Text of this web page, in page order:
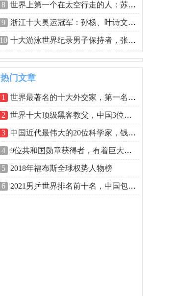
8 世界上第一个在太空行走的人：苏联航天
9 浙江十大奥运冠军：孙杨、叶诗文榜上有
10 十大游泳世界纪录男子保持者，张琳孙杨
热门文章
1 世界最著名的十大外交家，第一名绝对实
2 世界十大顶级黑客教父，中国3位上榜
3 中国近代最伟大的20位科学家，钱学森榜
4 9位共和国勋章获得者，有着巨大贡献的人
5 2018年福布斯全球权势人物榜
6 2021男乒世界排名前十名，中国包揽前三名